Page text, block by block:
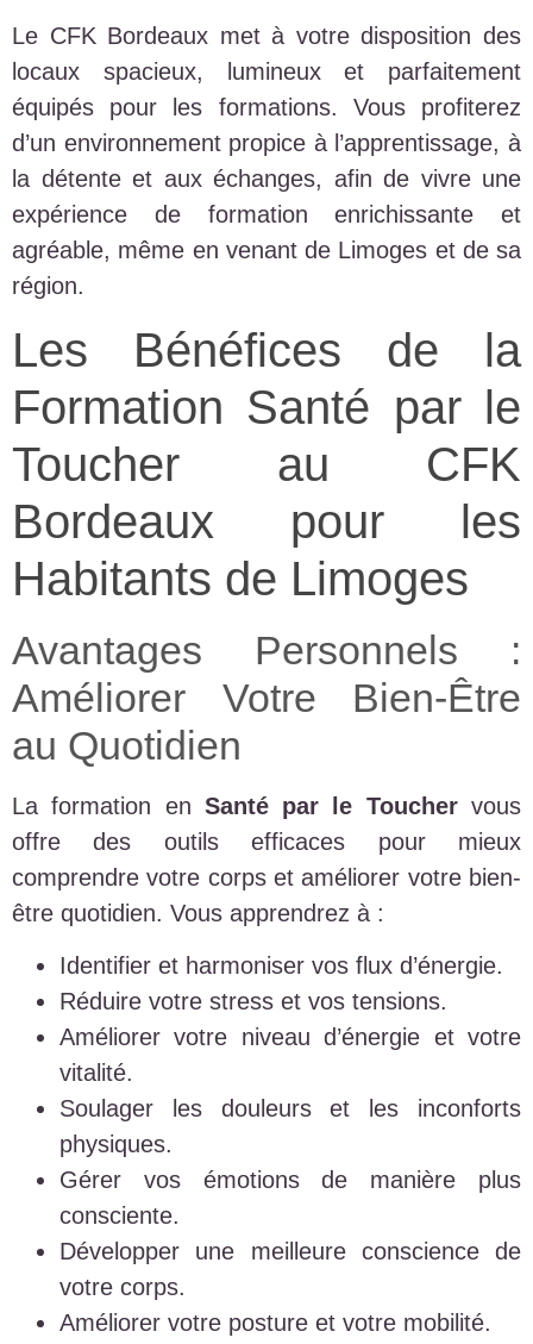
Le CFK Bordeaux met à votre disposition des
locaux spacieux, lumineux et parfaitement
équipés pour les formations. Vous profiterez
d’un environnement propice à l’apprentissage, à
la détente et aux échanges, afin de vivre une
expérience de formation enrichissante et
agréable, même en venant de Limoges et de sa
région.
Les Bénéfices de la
Formation Santé par le
Toucher au CFK
Bordeaux pour les
Habitants de Limoges
Avantages Personnels :
Améliorer Votre Bien-Être
au Quotidien
La formation en Santé par le Touchervous
offre des outils efficaces pour mieux
comprendre votre corps et améliorer votre bien-
être quotidien. Vous apprendrez à :
Identifier et harmoniser vos flux d’énergie.
Réduire votre stress et vos tensions.
Améliorer votre niveau d’énergie et votre
vitalité.
Soulager les douleurs et les inconforts
physiques.
Gérer vos émotions de manière plus
consciente.
Développer une meilleure conscience de
votre corps.
Améliorer votre posture et votre mobilité.